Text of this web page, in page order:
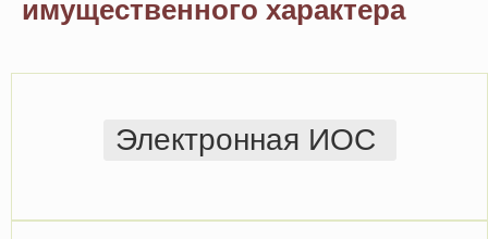
имущественного характера
Электронная ИОС